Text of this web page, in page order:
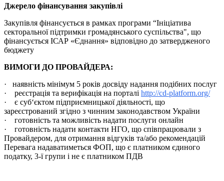
Джерело фінансування закупівлі
Закупівля фінансується в рамках програми “Ініціатива
секторальної підтримки громадянського суспільства", що
фінансується ІСАР «Єднання» відповідно до затвердженого
бюджету
ВИМОГИ ДО ПРОВАЙДЕРА:
· наявність мінімум 5 років досвіду надання подібних послуг
· реєстрація та верифікація на порталі http://cd-platform.org/
· є суб‘єктом підприємницької діяльності, що
зареєстрований згідно з чинним законодавством України
· готовність та можливість надати послуги онлайн
· готовність надати контакти НГО, що співпрацювали з
Провайдером, для отримання відгуків та/або рекомендацій
Перевага надаватиметься ФОП, що є платником єдиного
податку, 3-ї групи і не є платником ПДВ